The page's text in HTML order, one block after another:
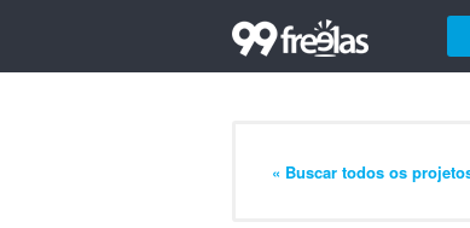
« Buscar todos os